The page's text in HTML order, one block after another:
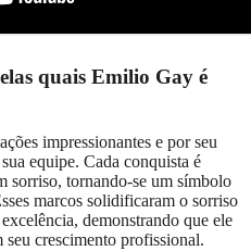
quais Emilio Gay é
impressionantes e por seu
equipe. Cada conquista é
sorriso, tornando-se um símbolo
marcos solidificaram o sorriso
demonstrando que ele
crescimento profissional.